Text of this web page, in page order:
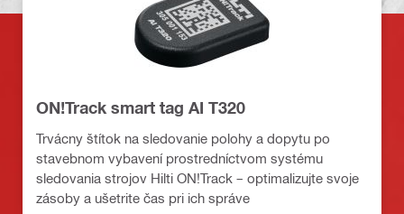
ON!Track smart tag AI T320
Trvácny štítok na sledovanie polohy a dopytu po
stavebnom vybavení prostredníctvom systému
sledovania strojov Hilti ON!Track – optimalizujte svoje
zásoby a ušetrite čas pri ich správe